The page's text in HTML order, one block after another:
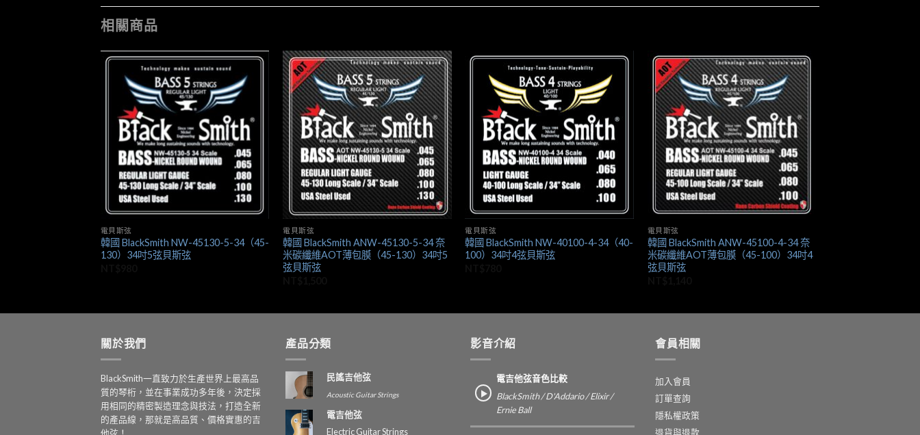
相關商品
+
電貝斯弦
韓國 BlackSmith NW-45130-5-34（45-
130）34吋5弦貝斯弦
+
電貝斯弦
韓國 BlackSmith ANW-45130-5-34 奈
米碳纖維AOT薄包膜（45-130）34吋5
弦貝斯弦
電貝斯弦
韓國 BlackSmith NW-40100-4-34（40-
100）34吋4弦貝斯弦
+
電貝斯弦
韓國 BlackSmith ANW-45100-4-34 奈
米碳纖維AOT薄包膜（45-100）34吋4
弦貝斯弦
關於我們
BlackSmith一直致力於生產世界上最高品
質的琴桁，並在事業成功多年後，決定採
用相同的精密製造理念與技法，打造全新
的產品線，那就是高品質、價格實惠的吉
產品分類
民謠吉他弦
Acoustic Guitar Strings
電吉他弦
Electric Guitar Strings
影音介紹
電吉他弦音色比較
BlackSmith / D'Addario / Elixir /
Ernie Ball
會員相關
加入會員
訂單查詢
隱私權政策
退貨與退款